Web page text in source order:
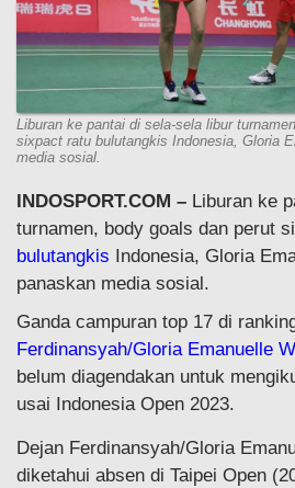
Liburan ke pantai di sela-sela libur
sixpact ratu bulutangkis Indonesia, Gloria
media sosial.
INDOSPORT.COM – Liburan ke
turnamen, body goals dan perut
bulutangkis
Indonesia, Gloria
panaskan media sosial.
Ganda campuran top 17 di
Ferdinansyah/Gloria Emanuelle
belum diagendakan untuk
usai Indonesia Open 2023.
Dejan Ferdinansyah/Gloria
diketahui absen di Taipei Open